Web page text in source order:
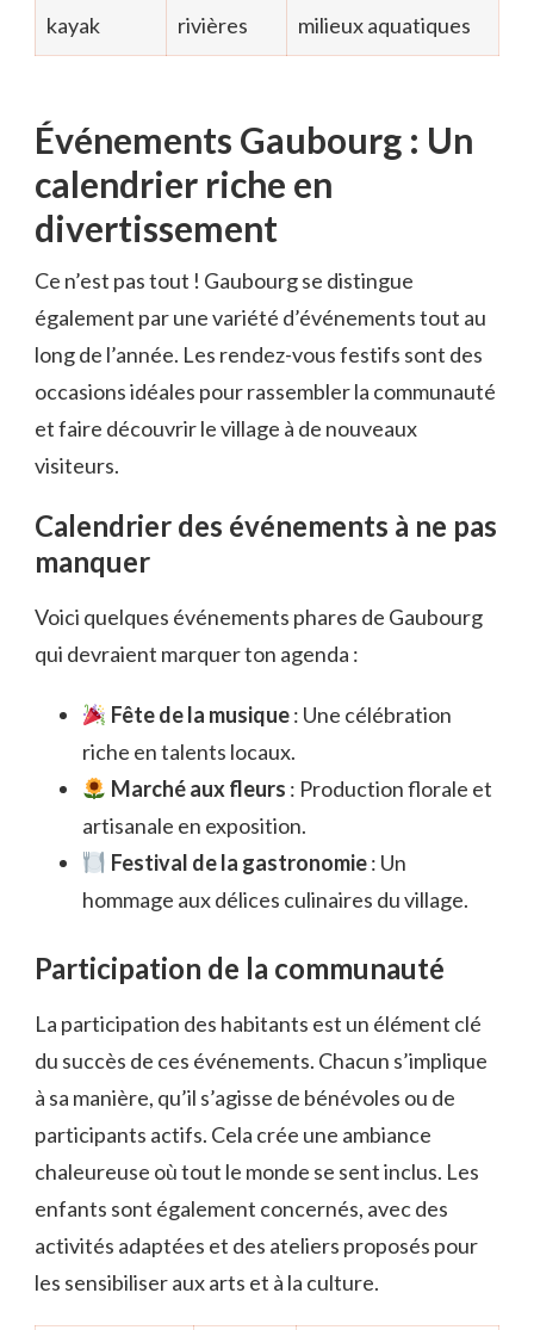
kayak
rivières
milieux aquatiques
Événements Gaubourg : Un
calendrier riche en
divertissement
Ce n’est pas tout ! Gaubourg se distingue
également par une variété d’événements tout au
long de l’année. Les rendez-vous festifs sont des
occasions idéales pour rassembler la communauté
et faire découvrir le village à de nouveaux
visiteurs.
Calendrier des événements à ne pas
manquer
Voici quelques événements phares de Gaubourg
qui devraient marquer ton agenda :
Fête de la musique: Une célébration
riche en talents locaux.
Marché aux fleurs : Production florale et
artisanale en exposition.
Festival de la gastronomie: Un
hommage aux délices culinaires du village.
Participation de la communauté
La participation des habitants est un élément clé
du succès de ces événements. Chacun s’implique
à sa manière, qu’il s’agisse de bénévoles ou de
participants actifs. Cela crée une ambiance
chaleureuse où tout le monde se sent inclus. Les
enfants sont également concernés, avec des
activités adaptées et des ateliers proposés pour
les sensibiliser aux arts et à la culture.